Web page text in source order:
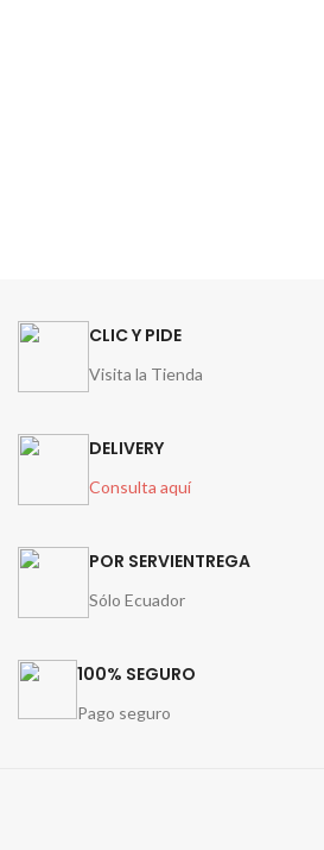
CLIC Y PIDE
Visita la Tienda
DELIVERY
Consulta aquí
POR SERVIENTREGA
Sólo Ecuador
100% SEGURO
Pago seguro